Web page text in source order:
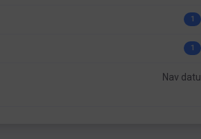
1
1
Nav datu